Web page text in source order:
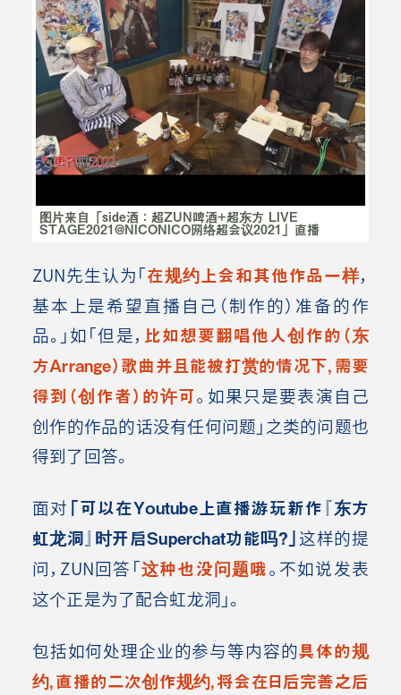
图片来自「side酒：超ZUN啤酒+超东方 LIVE
STAGE2021@NICONICO网络超会议2021」直播
ZUN先生认为「在规约上会和其他作品一样，
基本上是希望直播自己（制作的）准备的作
品。」如「但是， 比如想要翻唱他人创作的（东
方Arrange）歌曲并且能被打赏的情况下，需要
得到（创作者）的许可。 如果只是要表演自己
创作的作品的话没有任何问题」之类的问题也
得到了回答。
面对 「可以在Youtube上直播游玩新作『东方
虹龙洞』时开启Superchat功能吗？」这样的提
问，ZUN回答「这种也没问题哦。 不如说发表
这个正是为了配合虹龙洞」。
包括如何处理企业的参与等内容的具体的规
约，直播的二次创作规约，将会在日后完善之后